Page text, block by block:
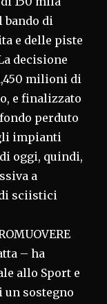
bando di
e delle piste
decisione
milioni di
e finalizzato
perduto
impianti
oggi, quindi,
a
sciistici
– ha
allo Sport e
un sostegno